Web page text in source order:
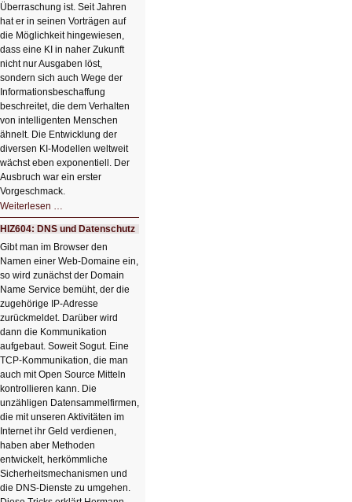
Überraschung ist. Seit Jahren
hat er in seinen Vorträgen auf
die Möglichkeit hingewiesen,
dass eine KI in naher Zukunft
nicht nur Ausgaben löst,
sondern sich auch Wege der
Informationsbeschaffung
beschreitet, die dem Verhalten
von intelligenten Menschen
ähnelt. Die Entwicklung der
diversen KI-Modellen weltweit
wächst eben exponentiell. Der
Ausbruch war ein erster
Vorgeschmack.
Weiterlesen …
Der
Ausbruch
der
KI
HIZ604: DNS und Datenschutz
Gibt man im Browser den
Namen einer Web-Domaine ein,
so wird zunächst der Domain
Name Service bemüht, der die
zugehörige IP-Adresse
zurückmeldet. Darüber wird
dann die Kommunikation
aufgebaut. Soweit Sogut. Eine
TCP-Kommunikation, die man
auch mit Open Source Mitteln
kontrollieren kann. Die
unzähligen Datensammelfirmen,
die mit unseren Aktivitäten im
Internet ihr Geld verdienen,
haben aber Methoden
entwickelt, herkömmliche
Sicherheitsmechanismen und
die DNS-Dienste zu umgehen.